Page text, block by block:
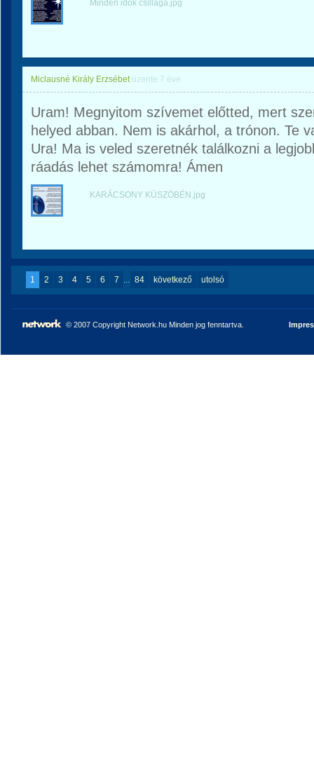
Minden idők csillaga.jpg
Miclausné Király Erzsébetüzente 7 éve
Uram! Megnyitom szívemet előtted, mert
helyed abban. Nem is akárhol, a trónon. Te
Ura! Ma is veled szeretnék találkozni a
ráadás lehet számomra! Ámen
KARÁCSONY KÜSZÖBÉN.jpg
1 2 3 4 5 6 7 ... 84 következő utolsó
© 2007 Copyright Network.hu Minden jog fenntartva.